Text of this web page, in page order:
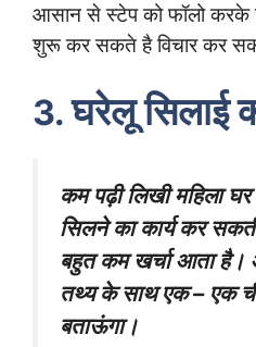
आसान से स्टेप को फॉलो करके
शुरू कर सकते है विचार कर
3.घरेलू सिलाई
कम पढ़ी लिखी महिला
सिलने का कार्य कर
बहुत कम खर्चा आता
तथ्य के साथ एक – एक
बताऊंगा।